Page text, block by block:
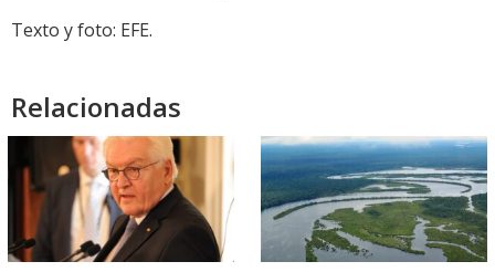
Texto y foto: EFE.
Relacionadas